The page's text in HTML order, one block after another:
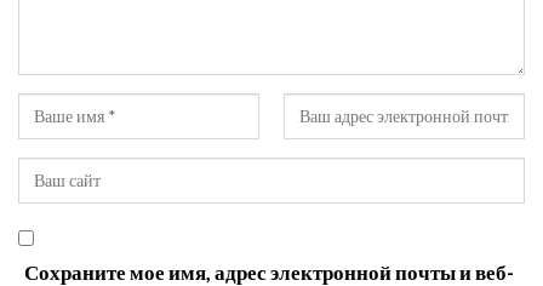
Сохраните мое имя, адрес электронной почты и веб-